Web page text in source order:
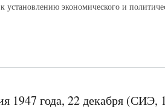
установлению экономического и
1947 года, 22 декабря (СИЭ,